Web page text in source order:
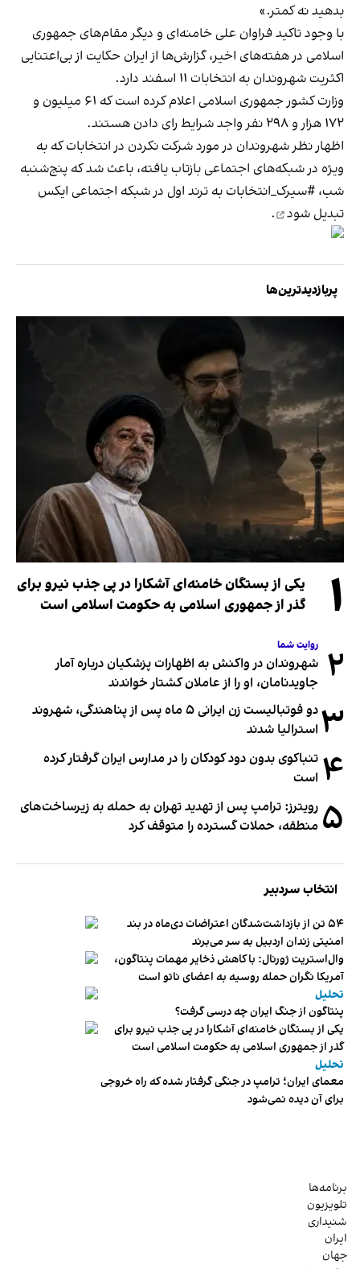
بدهید نه کمتر.»
با وجود تاکید فراوان علی خامنه‌ای و دیگر مقام‌های جمهوری
اسلامی در هفته‌های اخیر، گزارش‌ها از ایران حکایت از بی‌اعتنایی
اکثریت شهروندان به انتخابات ۱۱ اسفند دارد.
وزارت کشور جمهوری اسلامی اعلام کرده است که ۶۱ میلیون و
۱۷۲ هزار و ۲۹۸ نفر واجد شرایط رای دادن هستند.
اظهار نظر شهروندان در مورد شرکت نکردن در انتخابات که به
‌ویژه در شبکه‌های اجتماعی بازتاب یافته، باعث شد که پنج‌شنبه
شب، #سیرک_انتخابات به ترند اول در شبکه اجتماعی ایکس
تبدیل شود
.
پربازدیدترین‌ها
۱
یکی از بستگان خامنه‌ای آشکارا در پی جذب نیرو برای
گذر از جمهوری اسلامی به حکومت اسلامی است
۲ روایت شما
شهروندان در واکنش به اظهارات پزشکیان درباره آمار
جاویدنامان، او را از عاملان کشتار خواندند
۳
دو فوتبالیست زن ایرانی ۵ ماه پس از پناهندگی، شهروند
استرالیا شدند
۴ تنباکوی بدون دود کودکان را در مدارس ایران گرفتار کرده
است
۵ رویترز: ترامپ پس از تهدید تهران به حمله به زیرساخت‌های
منطقه، حملات گسترده را متوقف کرد
انتخاب سردبیر
۵۴ تن از بازداشت‌شدگان اعتراضات دی‌ماه در بند
امنیتی زندان اردبیل به سر می‌برند
وال‌استریت ژورنال: با کاهش ذخایر مهمات پنتاگون،
آمریکا نگران حمله روسیه به اعضای ناتو‌ است
تحلیل
پنتاگون از جنگ ایران چه درسی گرفت؟
یکی از بستگان خامنه‌ای آشکارا در پی جذب نیرو برای
گذر از جمهوری اسلامی به حکومت اسلامی است
تحلیل
معمای ایران؛ ترامپ در جنگی گرفتار شده که راه خروجی
برای آن دیده نمی‌شود
برنامه‌ها
تلویزیون
شنیداری
ایران
جهان